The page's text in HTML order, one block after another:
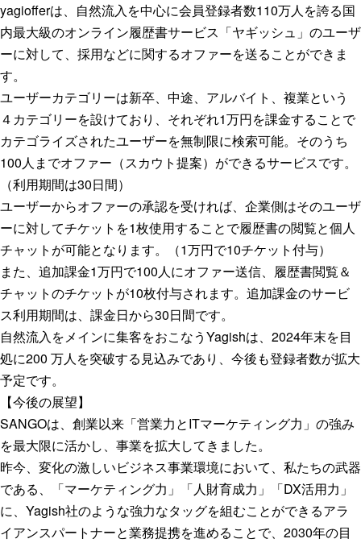
yagiofferは、自然流入を中心に会員登録者数110万人を誇る国
内最大級のオンライン履歴書サービス「ヤギッシュ」のユーザ
ーに対して、採用などに関するオファーを送ることができま
す。
ユーザーカテゴリーは新卒、中途、アルバイト、複業という
４カテゴリーを設けており、それぞれ1万円を課⾦することで
カテゴライズされたユーザーを無制限に検索可能。そのうち
100⼈までオファー（スカウト提案）ができるサービスです。
（利用期間は30日間）
ユーザーからオファーの承認を受ければ、企業側はそのユーザ
ーに対してチケットを1枚使用することで履歴書の閲覧と個人
チャットが可能となります。（1万円で10チケット付与）
また、追加課金1万円で100人にオファー送信、履歴書閲覧＆
チャットのチケットが10枚付与されます。追加課金のサービ
ス利用期間は、課金日から30日間です。
自然流入をメインに集客をおこなうYagishは、2024年末を⽬
処に200 万⼈を突破する⾒込みであり、今後も登録者数が拡大
予定です。
【今後の展望】
SANGOは、創業以来「営業力とITマーケティング力」の強み
を最大限に活かし、事業を拡大してきました。
昨今、変化の激しいビジネス事業環境において、私たちの武器
である、「マーケティング力」「人財育成力」「DX活用力」
に、Yagish社のような強力なタッグを組むことができるアラ
イアンスパートナーと業務提携を進めることで、2030年の目